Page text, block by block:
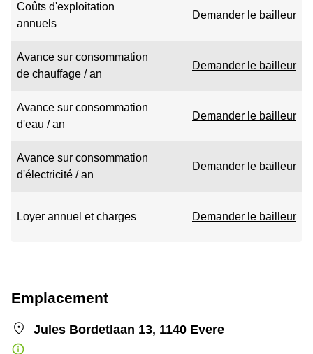
Coûts d'exploitation
annuels
Demander le bailleur
Avance sur consommation
de chauffage / an
Demander le bailleur
Avance sur consommation
d'eau / an
Demander le bailleur
Avance sur consommation
d'électricité / an
Demander le bailleur
Loyer annuel et charges Demander le bailleur
Emplacement
Jules Bordetlaan 13, 1140 Evere